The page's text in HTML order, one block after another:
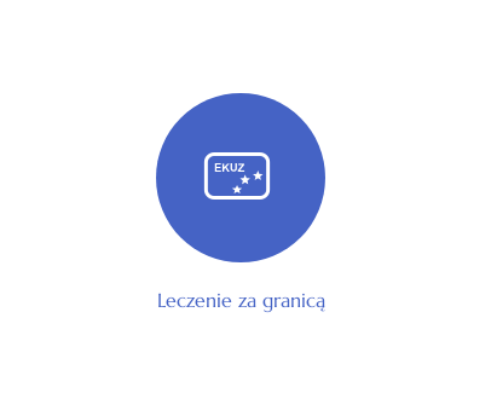
Leczenie za granicą